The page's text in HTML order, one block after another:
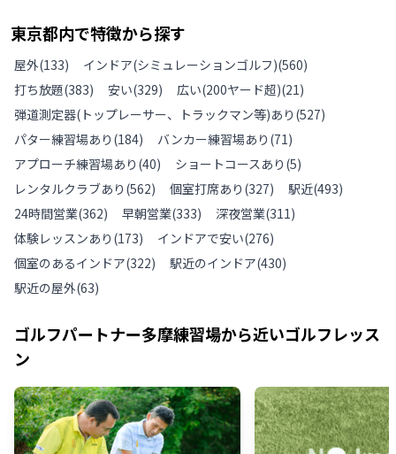
東京都内で特徴から探す
屋外(133) インドア(シミュレーションゴルフ)(560)
打ち放題(383) 安い(329) 広い(200ヤード超)(21)
弾道測定器(トップレーサー、トラックマン等)あり (527)
パター練習場あり (184) バンカー練習場あり (71)
アプローチ練習場あり (40) ショートコースあり (5)
レンタルクラブあり (562) 個室打席あり (327) 駅近(493)
24時間営業(362) 早朝営業(333) 深夜営業(311)
体験レッスンあり (173) インドアで安い(276)
個室のあるインドア(322) 駅近のインドア(430)
駅近の屋外(63)
ゴルフパートナー多摩練習場から近いゴルフレッス
ン